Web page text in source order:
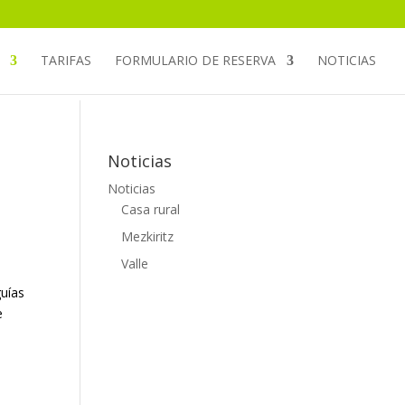
TARIFAS FORMULARIO DE RESERVA NOTICIAS
Noticias
Noticias
Casa rural
Mezkiritz
Valle